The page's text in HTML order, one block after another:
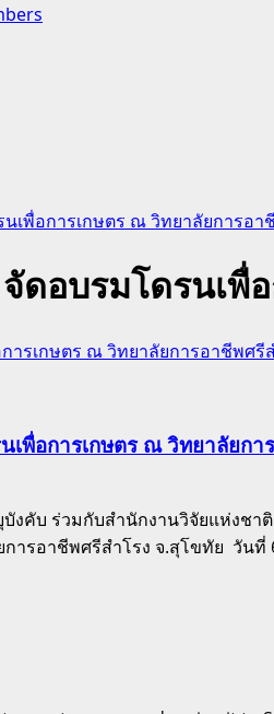
นเพื่อการเกษตร ณ วิทยาลัยการอ
จัดอบรมโดรนเ
ารเกษตร ณ วิทยาลัยการอาชีพศรี
เพื่อการเกษตร ณ วิทยาลัยก
งคับ ร่วมกับสำนักงานวิจัยแห่งชา
รอาชีพศรีสำโรง จ.สุโขทัย ​ วัน